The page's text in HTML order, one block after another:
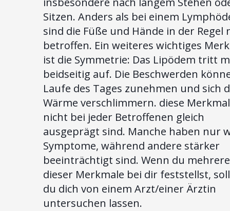
Sitzen. Anders als bei einem
sind die Füße und Hände in der Regel
betroffen. Ein weiteres wichtiges
ist die Symmetrie: Das Lipödem tritt
beidseitig auf. Die Beschwerden
Laufe des Tages zunehmen und sich
Wärme verschlimmern. diese
nicht bei jeder Betroffenen gleich
ausgeprägt sind. Manche haben nur
Symptome, während andere stärker
beeinträchtigt sind. Wenn du mehrere
dieser Merkmale bei dir feststellst,
du dich von einem Arzt/einer Ärztin
untersuchen lassen.